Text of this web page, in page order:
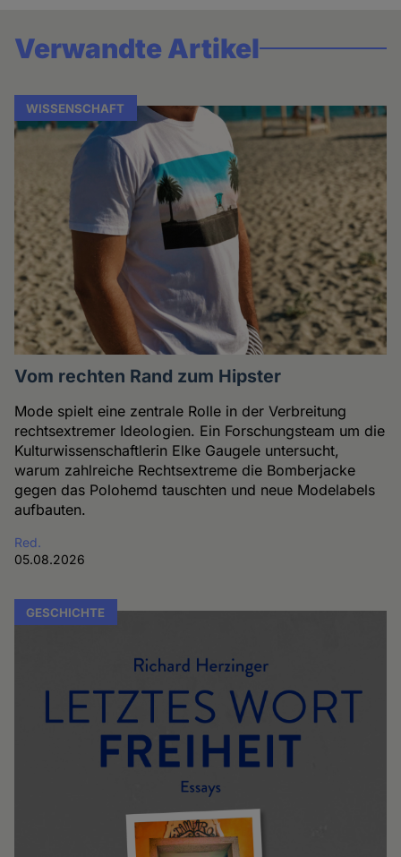
Verwandte Artikel
WISSENSCHAFT
Vom rechten Rand zum Hipster
Mode spielt eine zentrale Rolle in der Verbreitung
rechtsextremer Ideologien. Ein Forschungsteam um die
Kulturwissenschaftlerin Elke Gaugele untersucht,
warum zahlreiche Rechtsextreme die Bomberjacke
gegen das Polohemd tauschten und neue Modelabels
aufbauten.
Red.
05.08.2026
GESCHICHTE